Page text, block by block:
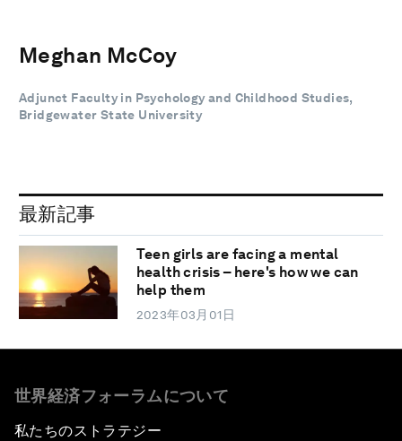
Meghan McCoy
Adjunct Faculty in Psychology and Childhood Studies,
Bridgewater State University
最新記事
Teen girls are facing a mental
health crisis – here's how we can
help them
2023年03月01日
世界経済フォーラムについて
私たちのストラテジー